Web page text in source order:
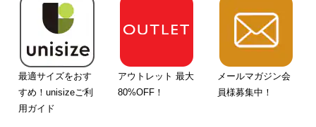
最適サイズをおす
すめ！unisizeご利
用ガイド
アウトレット 最大
80%OFF！
メールマガジン会
員様募集中！